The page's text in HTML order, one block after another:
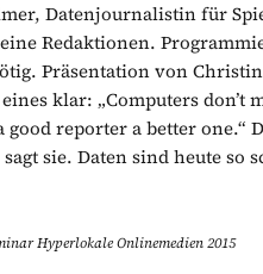
Datenjournalistin für
Redaktionen.
Präsentation von
klar: „Computers don’t
good reporter a better one.“
sagt sie. Daten sind heute so
Hyperlokale Onlinemedien 2015